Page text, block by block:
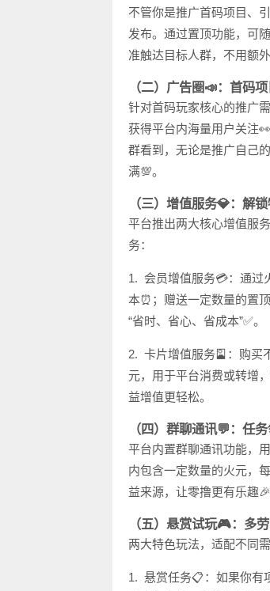
不管你是推广首码项目、
发布。通过置顶功能，可
准触达目标人群，不用额
（二）广告圈📣：首码
针对首码玩家核心的推广
获得平台内海量用户关注
群看到，无论是推广自己
满💯。
（三）增值服务💎：解
平台推出两大核心增值服
务：
1. 会员增值服务💳：通过
本⏰；赠送一定数量的置
“省时、省心、省成本”✅。
2. 卡片增值服务🎴：购买
元，用于平台消费或转增
益增值更轻松。
（四）群聊通讯💬：任
平台内置群聊通讯功能，
内包含一定数量的火元，
益来源，让零撸更有乐趣🎉
（五）悬赏试玩🎮：多
两大特色玩法，适配不同
1. 悬赏任务📋：如果你有